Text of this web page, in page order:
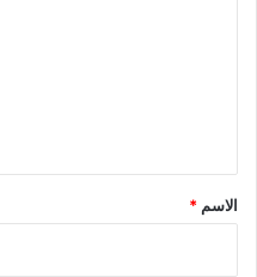
*
الاسم *